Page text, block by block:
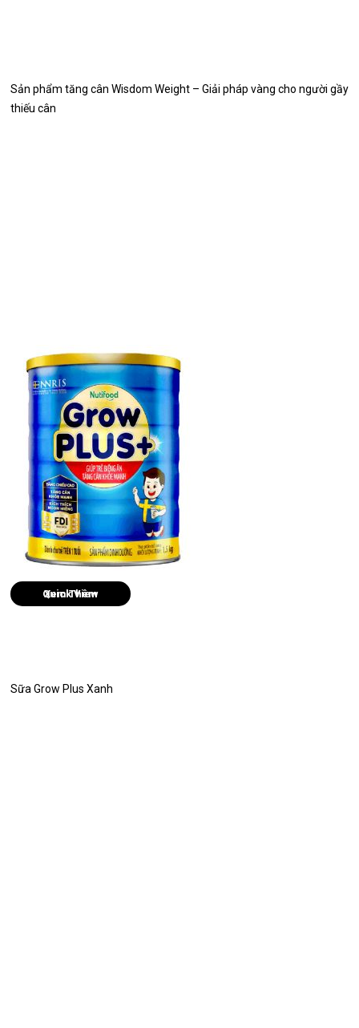
Sản phẩm tăng cân Wisdom Weight – Giải pháp vàng cho người gầy
thiếu cân
Quick View
Sữa Grow Plus Xanh